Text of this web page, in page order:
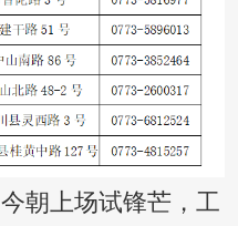
上场试锋芒，工